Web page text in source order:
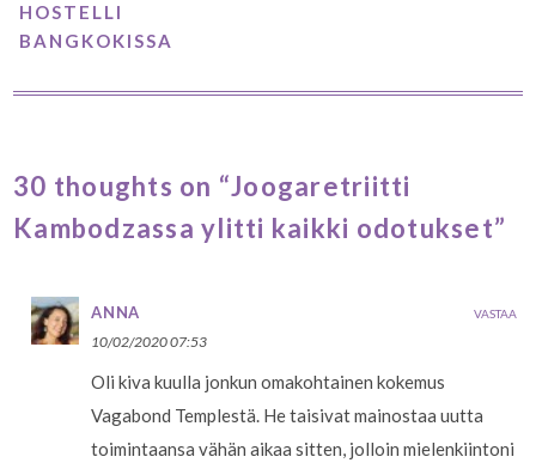
HOSTELLI
BANGKOKISSA
30 thoughts on “Joogaretriitti
Kambodzassa ylitti kaikki odotukset”
ANNA
10/02/2020 07:53
Oli kiva kuulla jonkun omakohtainen kokemus
Vagabond Templestä. He taisivat mainostaa uutta
toimintaansa vähän aikaa sitten, jolloin mielenkiintoni
VASTAA